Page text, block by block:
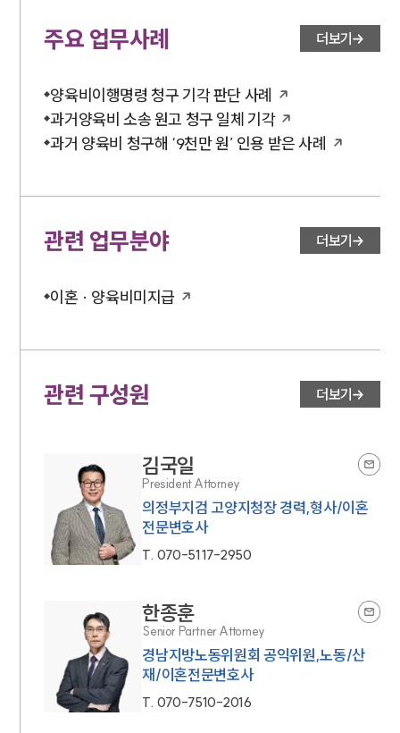
주요 업무사례 더보기
양육비이행명령 청구 기각 판단 사례
과거양육비 소송 원고 청구 일체 기각
과거 양육비 청구해 ‘9천만 원’ 인용 받은 사례
관련 업무분야 더보기
이혼 · 양육비미지급
관련 구성원 더보기
김국일
President Attorney
의정부지검 고양지청장 경력,형사/이혼
전문변호사
T. 070-5117-2950
한종훈
Senior Partner Attorney
경남지방노동위원회 공익위원,노동/산
재/이혼전문변호사
T. 070-7510-2016